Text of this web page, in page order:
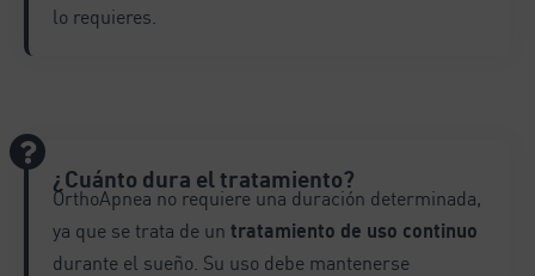
lo requieres.
¿Cuánto dura el tratamiento?
OrthoApnea no requiere una duración determinada,
ya que se trata de un tratamiento de uso continuo
durante el sueño. Su uso debe mantenerse